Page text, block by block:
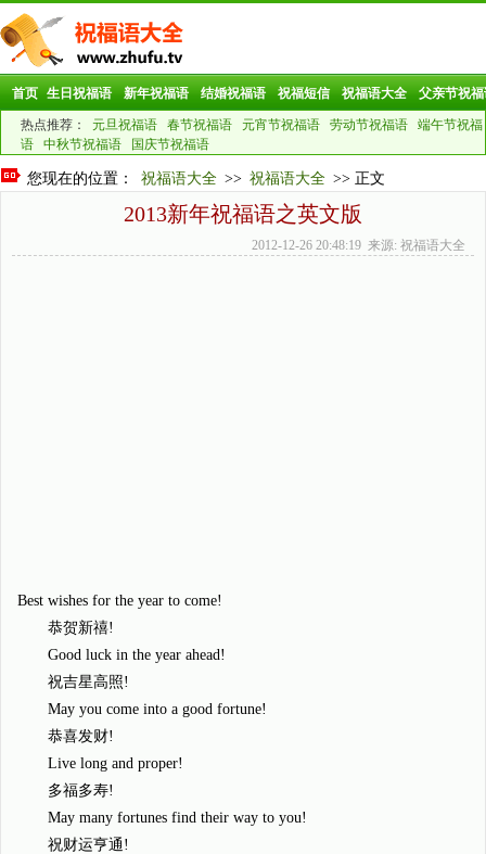
首页 生日祝福语 新年祝福语 结婚祝福语 祝福短信 祝福语大全 父亲节祝
热点推荐： 元旦祝福语 春节祝福语 元宵节祝福语 劳动节祝福语
端午节祝福
语
中秋节祝福语 国庆节祝福语
您现在的位置： 祝福语大全 >> 祝福语大全 >> 正文
2013新年祝福语之英文版
2012-12-26 20:48:19 来源: 祝福语大全
Best wishes for the year to come!
恭贺新禧!
Good luck in the year ahead!
祝吉星高照!
May you come into a good fortune!
恭喜发财!
Live long and proper!
多福多寿!
May many fortunes find their way to you!
祝财运亨通!